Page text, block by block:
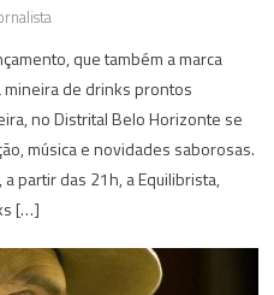
que também a marca
de drinks prontos
no Distrital Belo Horizonte se
música e novidades saborosas.
partir das 21h, a Equilibrista,
[…]